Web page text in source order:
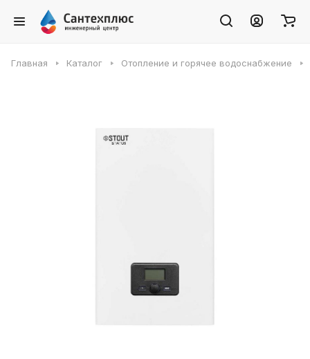
Главная Каталог Отопление и горячее водоснабжение